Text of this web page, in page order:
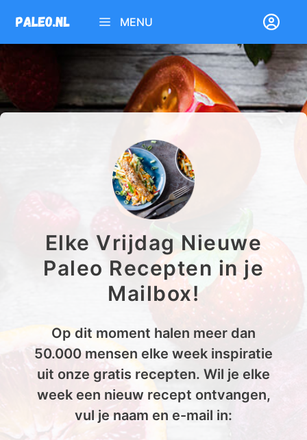
naar
de
MENU
Elke Vrijdag Nieuwe
Paleo Recepten in je
Mailbox!
Op dit moment halen meer dan
50.000 mensen elke week inspiratie
uit onze gratis recepten. Wil je elke
week een nieuw recept ontvangen,
vul je naam en e-mail in: